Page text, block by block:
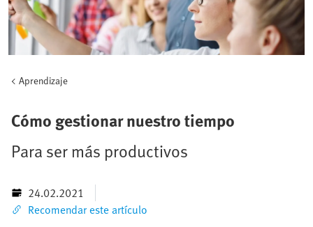
Aprendizaje
Cómo gestionar nuestro tiempo
Para ser más productivos
24.02.2021
Recomendar este artículo